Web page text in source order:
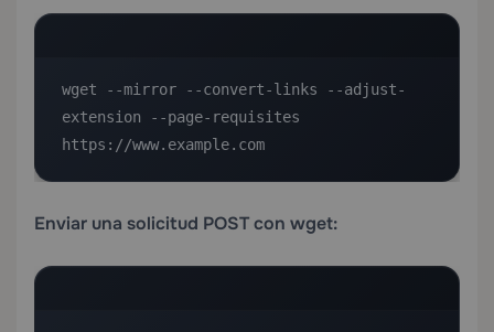
wget --mirror --convert-links --adjust-
extension --page-requisites
https://www.example.com
Enviar una solicitud POST con wget: